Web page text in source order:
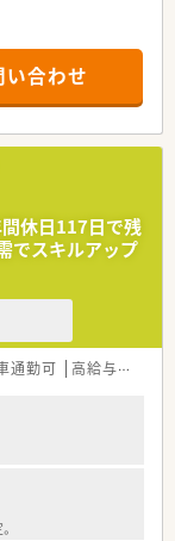
パートも土日祝勤
で、偏りなくシフト
核企業。グローバ
働く事が出来ま
ちろん、OTCやシ
要な商品・サービ
も実施していま
薬剤師を経験した
チャレンジできる
イント面談」など
伝え新たなキャリア
い合わせ
間休日117日で残
でスキルアップ
通勤可 高給与(600万円以上)